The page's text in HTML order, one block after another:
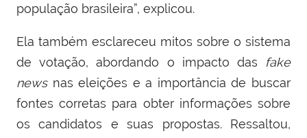
população brasileira”, explicou.
Ela também esclareceu mitos sobre o sistema
de votação, abordando o impacto das fake
news nas eleições e a importância de buscar
fontes corretas para obter informações sobre
os candidatos e suas propostas. Ressaltou,